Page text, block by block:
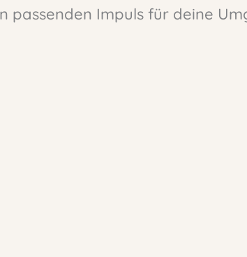
passenden Impuls für deine